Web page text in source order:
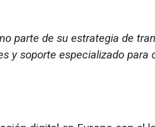
parte de su estrategia de
y soporte especializado para